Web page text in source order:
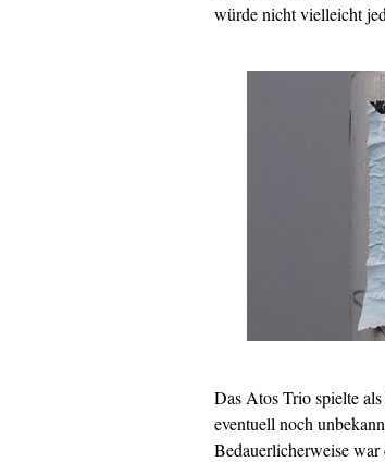
würde nicht vielleicht
Das Atos Trio spielte
eventuell noch
Bedauerlicherweise